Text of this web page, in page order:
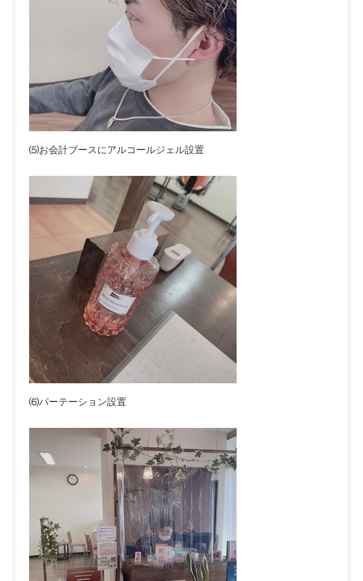
⑸お会計ブースにアルコールジェル設置
⑹パーテーション設置